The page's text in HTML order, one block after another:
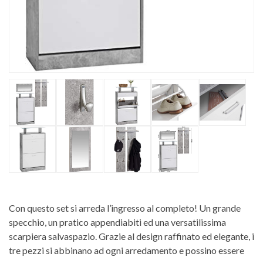
Con questo set si arreda l’ingresso al completo! Un grande
specchio, un pratico appendiabiti ed una versatilissima
scarpiera salvaspazio. Grazie al design raffinato ed elegante, i
tre pezzi si abbinano ad ogni arredamento e possino essere